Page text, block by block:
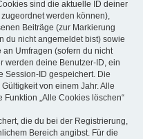
sind die aktuelle ID deiner
werden können),
Beiträge (zur Markierung
du nicht angemeldet bist) sowie
an Umfragen (sofern du nicht
werden deine Benutzer-ID, ein
Session-ID gespeichert. Die
von einem Jahr. Alle
„Alle Cookies löschen“
die du bei der Registrierung,
Bereich angibst. Für die